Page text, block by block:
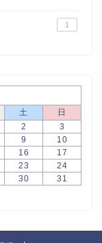
1
土
日
2
3
9
10
16
17
23
24
30 31